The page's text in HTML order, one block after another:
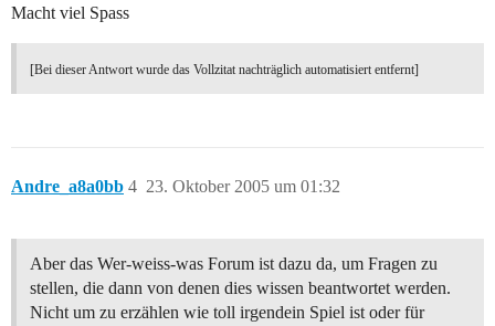
Macht viel Spass
[Bei dieser Antwort wurde das Vollzitat nachträglich automatisiert entfernt]
Andre_a8a0bb 23. Oktober 2005 um 01:32
4
Aber das Wer-weiss-was Forum ist dazu da, um Fragen zu
stellen, die dann von denen dies wissen beantwortet werden.
Nicht um zu erzählen wie toll irgendein Spiel ist oder für